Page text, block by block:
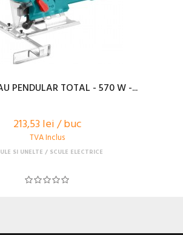
PENDULAR TOTAL - 570 W -...
213,53 lei / buc
TVA Inclus
SI UNELTE SCULE ELECTRICE